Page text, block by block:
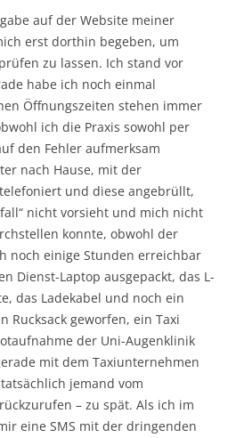
auf der Website meiner
erst dorthin begeben, um
zu lassen. Ich stand vor
habe ich noch einmal
Öffnungszeiten stehen immer
ich die Praxis sowohl per
den Fehler aufmerksam
nach Hause, mit der
und diese angebrüllt,
nicht vorsieht und mich nicht
konnte, obwohl der
noch einige Stunden erreichbar
Dienst-Laptop ausgepackt, das L-
das Ladekabel und noch ein
Rucksack geworfen, ein Taxi
der Uni-Augenklinik
mit dem Taxiunternehmen
jemand vom
– zu spät. Als ich im
eine SMS mit der dringenden